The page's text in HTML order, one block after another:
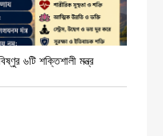
৬টি শক্তিশালী মন্ত্র